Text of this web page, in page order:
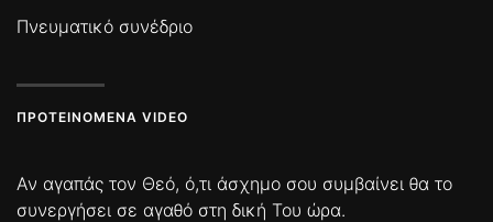
Πνευματικό συνέδριο
ΠΡΟΤΕΙΝΌΜΕΝΑ VIDEO
Αν αγαπάς τον Θεό, ό,τι άσχημο σου συμβαίνει θα το
συνεργήσει σε αγαθό στη δική Του ώρα.